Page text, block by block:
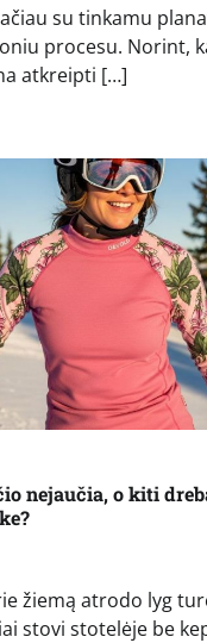
su tinkamu
procesu. Norint,
atkreipti […]
nejaučia, o kiti
žiemą atrodo lyg
stovi stotelėje be